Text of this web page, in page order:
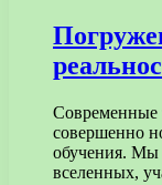
Современные
совершенно
обучения. Мы
вселенных,